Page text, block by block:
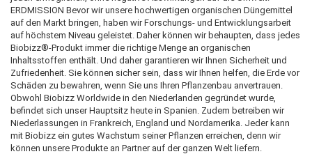
ERDMISSION Bevor wir unsere hochwertigen organischen Düngemittel
auf den Markt bringen, haben wir Forschungs- und Entwicklungsarbeit
auf höchstem Niveau geleistet. Daher können wir behaupten, dass jedes
Biobizz®-Produkt immer die richtige Menge an organischen
Inhaltsstoffen enthält. Und daher garantieren wir Ihnen Sicherheit und
Zufriedenheit. Sie können sicher sein, dass wir Ihnen helfen, die Erde vor
Schäden zu bewahren, wenn Sie uns Ihren Pflanzenbau anvertrauen.
Obwohl Biobizz Worldwide in den Niederlanden gegründet wurde,
befindet sich unser Hauptsitz heute in Spanien. Zudem betreiben wir
Niederlassungen in Frankreich, England und Nordamerika. Jeder kann
mit Biobizz ein gutes Wachstum seiner Pflanzen erreichen, denn wir
können unsere Produkte an Partner auf der ganzen Welt liefern.